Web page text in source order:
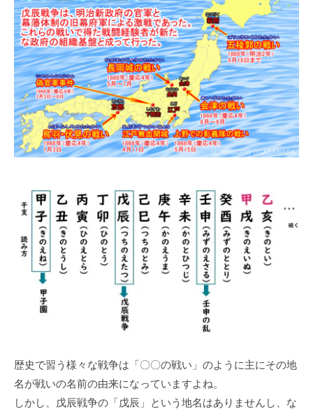
歴史で習う様々な戦争は「〇〇の戦い」のように主にその地
名が戦いの名前の由来になっていますよね。
しかし、戊辰戦争の「戊辰」という地名はありませんし、な